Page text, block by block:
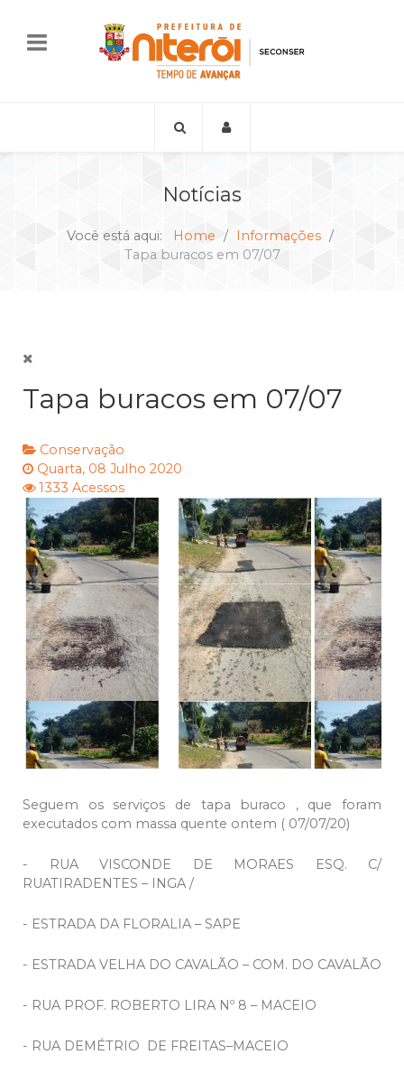
Notícias
Você está aqui: Home
Informações
Tapa buracos em 07/07
Tapa buracos em 07/07
Conservação
Quarta, 08 Julho 2020
1333 Acessos
Seguem os serviços de tapa buraco , que foram
executados com massa quente ontem ( 07/07/20)
- RUA VISCONDE DE MORAES ESQ. C/
RUATIRADENTES – INGA /
- ESTRADA DA FLORALIA – SAPE
- ESTRADA VELHA DO CAVALÃO – COM. DO CAVALÃO
- RUA PROF. ROBERTO LIRA Nº 8 – MACEIO
- RUA DEMÉTRIO DE FREITAS–MACEIO